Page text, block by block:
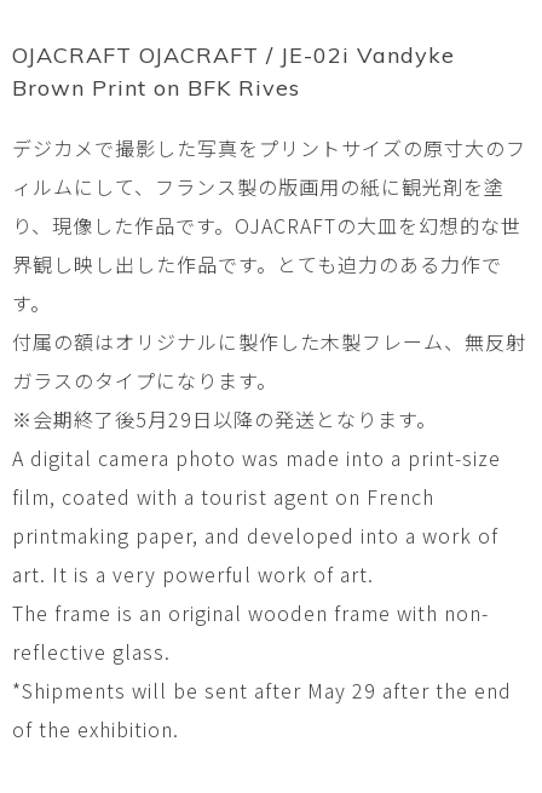
OJACRAFT OJACRAFT / JE-02i Vandyke
Brown Print on BFK Rives
デジカメで撮影した写真をプリントサイズの原寸大のフ
ィルムにして、フランス製の版画用の紙に観光剤を塗
り、現像した作品です。OJACRAFTの大皿を幻想的な世
界観し映し出した作品です。とても迫力のある力作で
す。
付属の額はオリジナルに製作した木製フレーム、無反射
ガラスのタイプになります。
※会期終了後5月29日以降の発送となります。
A digital camera photo was made into a print-size
film, coated with a tourist agent on French
printmaking paper, and developed into a work of
art. It is a very powerful work of art.
The frame is an original wooden frame with non-
reflective glass.
*Shipments will be sent after May 29 after the end
of the exhibition.